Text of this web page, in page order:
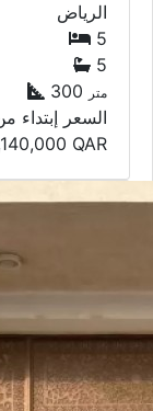
الرياض
5
5
300 متر
السعر إبتداء
QAR